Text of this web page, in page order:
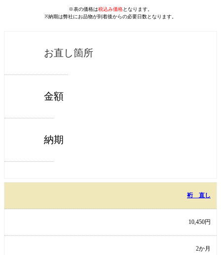
※表の価格は税込み価格となります。
※納期は弊社にお品物が到着後からの必要日数となります。
お直し箇所
金額
納期
裄 直し
10,450円
2か月